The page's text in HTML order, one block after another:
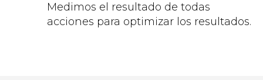
Medimos el resultado de todas
acciones para optimizar los resultados.